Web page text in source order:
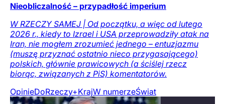
Nieobliczalność – przypadłość imperium
W RZECZY SAMEJ | Od początku, a więc od lutego
2026 r., kiedy to Izrael i USA przeprowadziły atak na
Iran, nie mogłem zrozumieć jednego – entuzjazmu
(muszę przyznać ostatnio nieco przygasającego)
polskich, głównie prawicowych (a ściślej rzecz
biorąc, związanych z PiS) komentatorów.
OpinieDoRzeczy+KrajW numerzeŚwiat